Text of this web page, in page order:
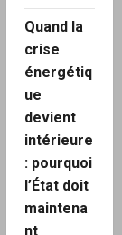
Quand la
crise
énergétiq
ue
devient
intérieure
: pourquoi
l’État doit
maintena
nt